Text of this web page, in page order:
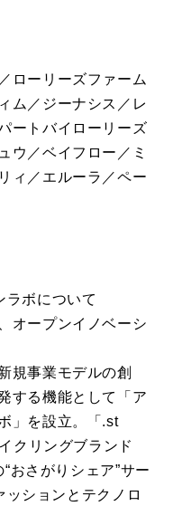
ローリーズファーム
ム／ジーナシス／レ
ートバイローリーズ
ウ／ベイフロー／ミ
ィ／エルーラ／ペー
ラボについて
オープンイノベーシ
規事業モデルの創
する機能として「ア
」を設立。「.st
クリングブランド
おさがりシェア”サー
ションとテクノロ